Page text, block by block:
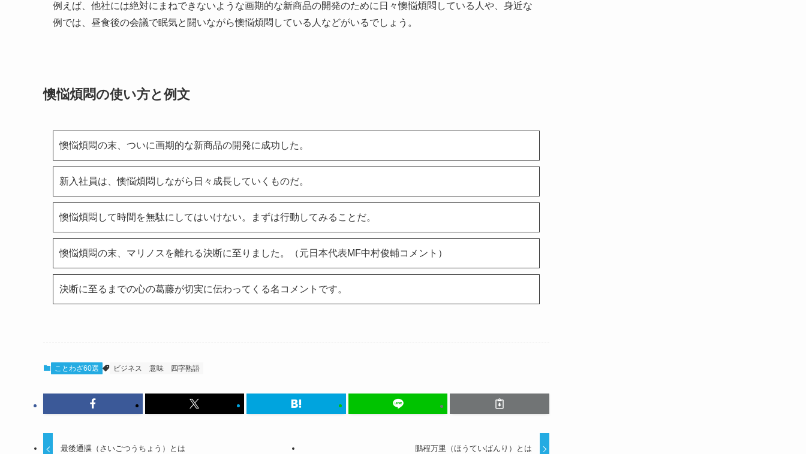
例えば、他社には絶対にまねできないような画期的な新商品の開発のために日々懊悩煩悶している人や、身近な
例では、昼食後の会議で眠気と闘いながら懊悩煩悶している人などがいるでしょう。
懊悩煩悶の使い方と例文
懊悩煩悶の末、ついに画期的な新商品の開発に成功した。
新入社員は、懊悩煩悶しながら日々成長していくものだ。
懊悩煩悶して時間を無駄にしてはいけない。まずは行動してみることだ。
懊悩煩悶の末、マリノスを離れる決断に至りました。（元日本代表MF中村俊輔コメント）
決断に至るまでの心の葛藤が切実に伝わってくる名コメントです。
ことわざ60選 ビジネス 意味 四字熟語
最後通牒（さいごつうちょう）とは 鵬程万里（ほうていばんり）とは